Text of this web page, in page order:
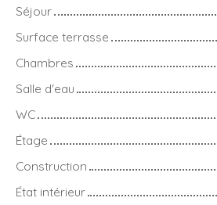
Séjour
Surface terrasse
Chambres
Salle d'eau
WC
Étage
Construction
État intérieur